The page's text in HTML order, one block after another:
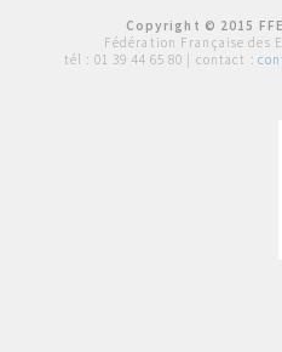
Copyright © 2015
Fédération Française des
tél : 01 39 44 65 80 | contact :